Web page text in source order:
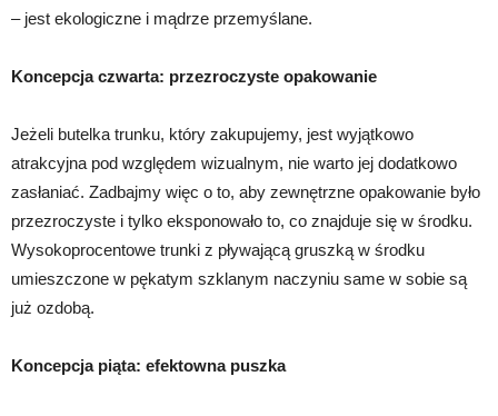
– jest ekologiczne i mądrze przemyślane.
Koncepcja czwarta: przezroczyste opakowanie
Jeżeli butelka trunku, który zakupujemy, jest wyjątkowo
atrakcyjna pod względem wizualnym, nie warto jej dodatkowo
zasłaniać. Zadbajmy więc o to, aby zewnętrzne opakowanie było
przezroczyste i tylko eksponowało to, co znajduje się w środku.
Wysokoprocentowe trunki z pływającą gruszką w środku
umieszczone w pękatym szklanym naczyniu same w sobie są
już ozdobą.
Koncepcja piąta: efektowna puszka